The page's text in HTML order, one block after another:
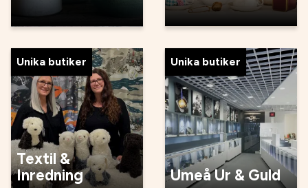
Unika butiker
Textil &
Inredning
Unika butiker
Umeå Ur & Guld